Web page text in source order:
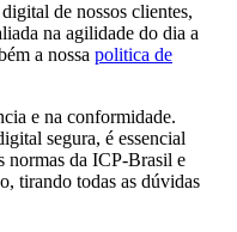
de nossos clientes,
na agilidade do dia a
a nossa politica de
e na conformidade.
segura, é essencial
normas da ICP-Brasil e
tirando todas as dúvidas